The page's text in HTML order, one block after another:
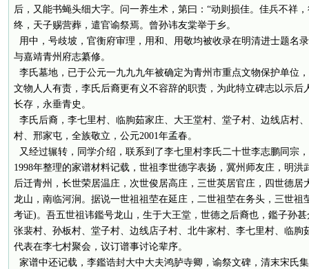
后，又能书蝇头细大字。问一养生术，第曰：“动则损佳。佳兵不祥
终，天子赐营葬，遣官谕祭焉。曾孙讳友棠举于乡。
用中，号歧坡，官衡府审理，用和、用敬均被收录在明清进士题名
与嘉靖青州府志纂修。
李氏墓地，已于公元一九九九年被确定为青州市重点文物保护单位
文物人人有责，李氏后裔更有义不容辞的职责，为此特立碑志以示后
长存，永垂青史。
李氏后裔，李七里村、临朐茹家庄、大王堂村、堂子村、边线店村
村、邢家屯，全族敬立，公元2001年孟春。
又经过辗转，同学介绍，联系到了李七里村李氏二十世李志鹏同宗
1998年整理的家谱材料记载，世祖李世德字表扬，冀州师友庄，明
后迁青州，长世荣居温庄，次世俊居高庄，三世英居官庄，四世德居
龙山，南临河涧。据说一世祖祖茔在延庄，二世祖茔在务头，三世祖
考证)。吾五世祖讳鑑号龙山，生于大王堂，世德之后裔也，鑑子孙
张裴村、孙板村、堂子村、边线店子村、北牛家村、李七里村、临朐
代表在李七村聚会，议订谱事讨论辈序。
家谱中还记载，李鑑诰封大中大夫鸿胪寺卿，谕祭文碑，清末宋氏